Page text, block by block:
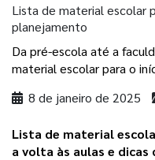
Lista de material escolar
planejamento
Da pré-escola até a
material escolar para o
8 de janeiro de 2025
Lista de material
a volta às aulas e